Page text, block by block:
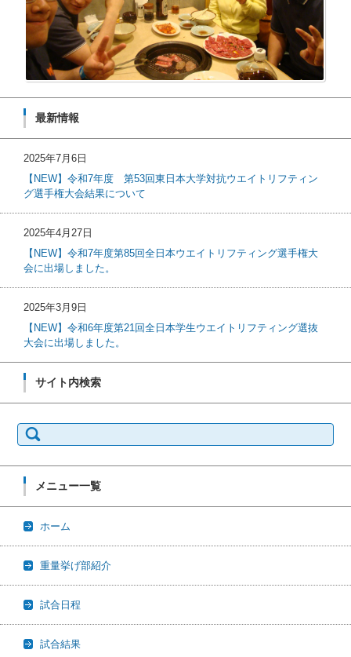
最新情報
2025年7月6日
【NEW】令和7年度 第53回東日本大学対抗ウエイトリフティン
グ選手権大会結果について
2025年4月27日
【NEW】令和7年度第85回全日本ウエイトリフティング選手権大
会に出場しました。
2025年3月9日
【NEW】令和6年度第21回全日本学生ウエイトリフティング選抜
大会に出場しました。
サイト内検索
検索:
メニュー一覧
ホーム
重量挙げ部紹介
試合日程
試合結果